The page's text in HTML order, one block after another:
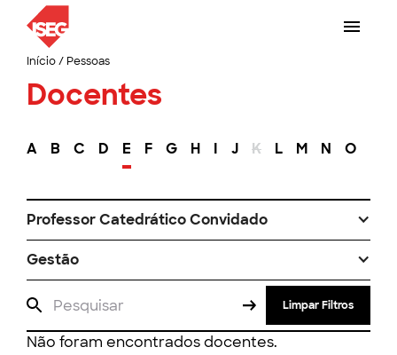
Início/ Pessoas
Docentes
A B C D E F G H I J K L M N O
Professor Catedrático Convidado
Gestão
Limpar Filtros
Não foram encontrados docentes.